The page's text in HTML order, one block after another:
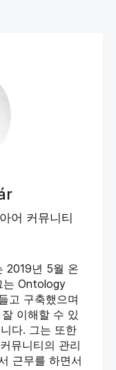
어 커뮤니티
2019년 5월 온
는 Ontology
고 구축했으며
이해할 수 있
다. 그는 또한
뮤니티의 관리
근무를 하면서